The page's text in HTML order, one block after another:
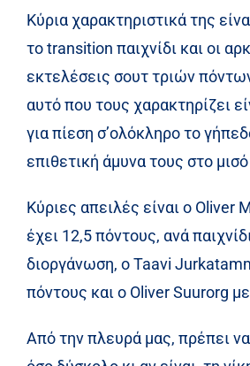
Κύρια χαρακτηριστικά της
το transition παιχνίδι και οι
εκτελέσεις σουτ τριών
αυτό που τους χαρακτηρίζει
για πίεση σ’ολόκληρο το
επιθετική άμυνα τους στο
Κύριες απειλές είναι ο Oliver
έχει 12,5 πόντους, ανά
διοργάνωση, ο Taavi
πόντους και o Oliver Suurorg
Από την πλευρά μας, πρέπει